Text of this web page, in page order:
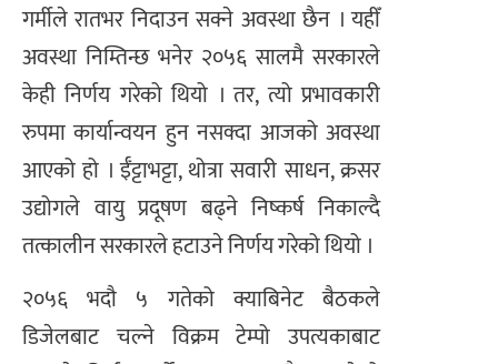
गर्मीले रातभर निदाउन सक्ने अवस्था छैन । यहीँ
अवस्था निम्तिन्छ भनेर २०५६ सालमै सरकारले
केही निर्णय गरेको थियो । तर, त्यो प्रभावकारी
रुपमा कार्यान्वयन हुन नसक्दा आजको अवस्था
आएको हो । ईँट्टाभट्टा, थोत्रा सवारी साधन, क्रसर
उद्योगले वायु प्रदूषण बढ्ने निष्कर्ष निकाल्दै
तत्कालीन सरकारले हटाउने निर्णय गरेको थियो ।
२०५६ भदौ ५ गतेको क्याबिनेट बैठकले
डिजेलबाट चल्ने विक्रम टेम्पो उपत्यकाबाट